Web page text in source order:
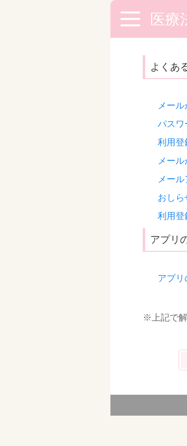
医療
よくあ
メー
パスワ
利用登
メー
メー
おし
利用登
アプリ
アプリ
※上記で解